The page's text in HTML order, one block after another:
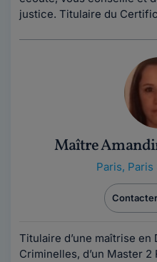
justice. Titulaire du
Maître
Paris, Paris
Titulaire d’une maîtrise
Criminelles, d’un Master